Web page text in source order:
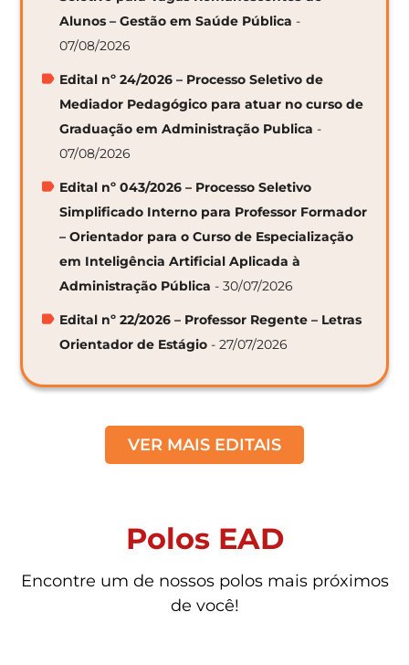
Alunos – Gestão em Saúde Pública -
07/08/2026
Edital nº 24/2026 – Processo Seletivo de
Mediador Pedagógico para atuar no curso de
Graduação em Administração Publica -
07/08/2026
Edital nº 043/2026 – Processo Seletivo
Simplificado Interno para Professor Formador
– Orientador para o Curso de Especialização
em Inteligência Artificial Aplicada à
Administração Pública - 30/07/2026
Edital nº 22/2026 – Professor Regente – Letras
Orientador de Estágio - 27/07/2026
VER MAIS EDITAIS
Polos EAD
Encontre um de nossos polos mais próximos
de você!